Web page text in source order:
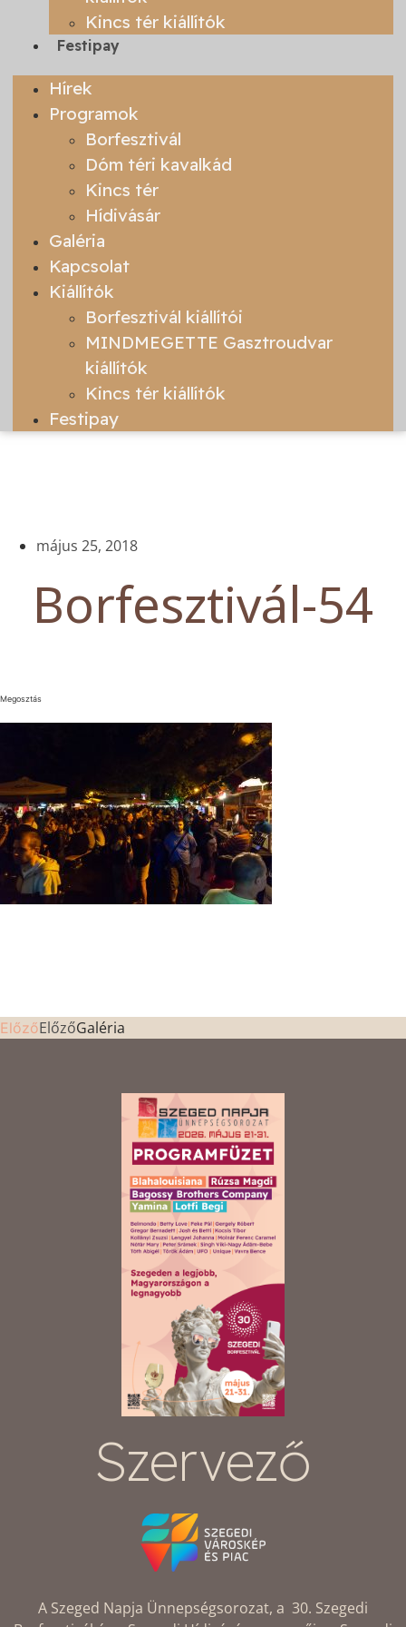
Kincs tér kiállítók
Festipay
Hírek
Programok
Borfesztivál
Dóm téri kavalkád
Kincs tér
Hídivásár
Galéria
Kapcsolat
Kiállítók
Borfesztivál kiállítói
MINDMEGETTE Gasztroudvar
kiállítók
Kincs tér kiállítók
Festipay
május 25, 2018
Borfesztivál-54
Megosztás
ElőzőElőzőGaléria
Szervező
A Szeged Napja Ünnepségsorozat, a 30. Szegedi